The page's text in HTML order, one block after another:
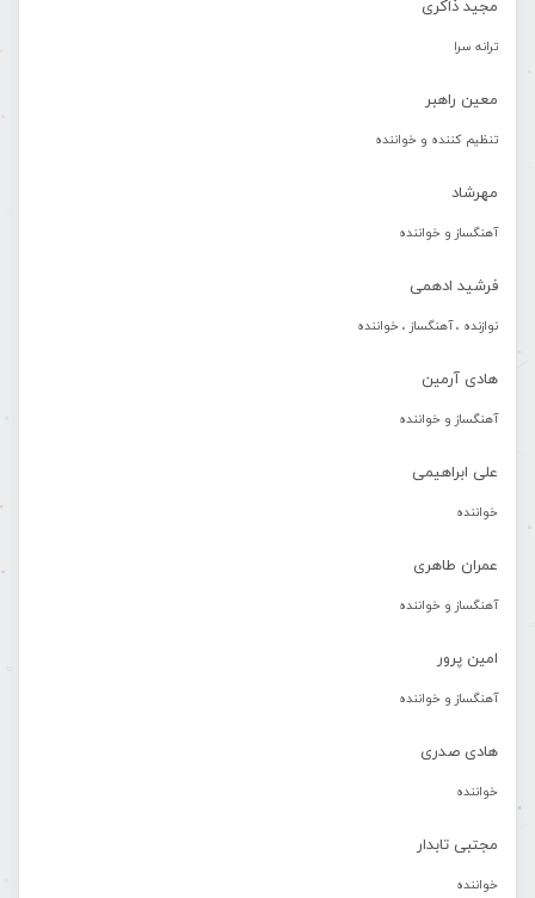
مجید ذاکری
ترانه سرا
معین راهبر
تنظیم کننده و خواننده
مهرشاد
آهنگساز و خواننده
فرشید ادهمی
نوازنده ، آهنگساز ، خواننده
هادی آرمین
آهنگساز و خواننده
علی ابراهیمی
خواننده
عمران طاهری
آهنگساز و خواننده
امین پرور
آهنگساز و خواننده
هادی صدری
خواننده
مجتبی تابدار
خواننده